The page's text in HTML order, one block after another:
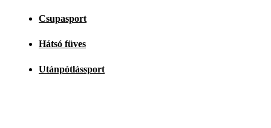
Csupasport
Hátsó füves
Utánpótlássport